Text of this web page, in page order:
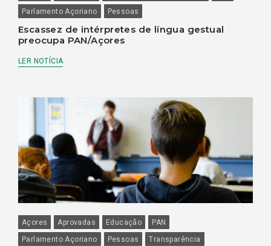
Parlamento Açoriano
Pessoas
Escassez de intérpretes de língua gestual
preocupa PAN/Açores
LER NOTÍCIA
Açores Aprovadas Educação
PAN
Parlamento Açoriano
Pessoas Transparência